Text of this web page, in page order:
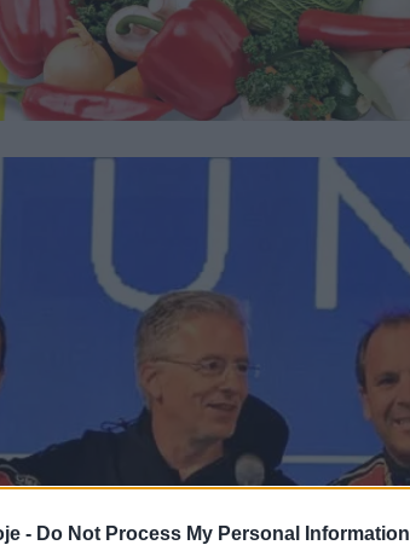
- Do Not Process My Personal Information